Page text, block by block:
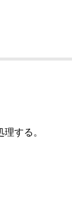
する。